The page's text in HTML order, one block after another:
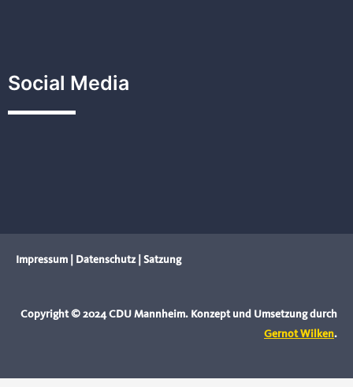
Social Media
Impressum Datenschutz| Satzung
Copyright © 2024 CDU Mannheim. Konzept und Umsetzung durch
Gernot Wilken.